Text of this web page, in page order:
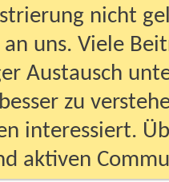
nicht
an uns. Viele
Austausch
zu
interessiert.
aktiven